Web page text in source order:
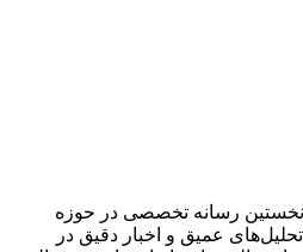
رسانه تخصصی در حوزه
تحلیل‌های عمیق و اخبار دقیق در